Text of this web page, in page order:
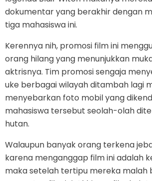
dokumentar yang berakhir dengan
tiga mahasiswa ini.
Kerennya nih, promosi film ini
orang hilang yang menunjukkan
aktrisnya. Tim promosi sengaja
uke berbagai wilayah ditambah lagi
menyebarkan foto mobil yang
mahasiswa tersebut seolah-olah
hutan.
Walaupun banyak orang terkena
karena menganggap film ini adalah
maka setelah tertipu mereka